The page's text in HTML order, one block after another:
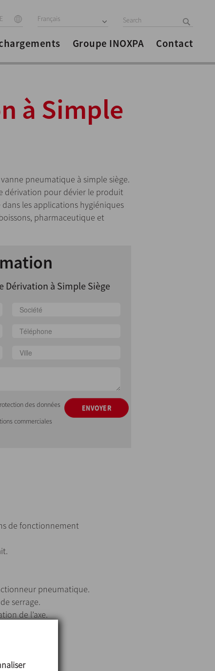
Français
Groupe INOXPA Contact
à Simple
pneumatique à simple siège.
dérivation pour dévier le produit
les applications hygiéniques
pharmaceutique et
Dérivation à Simple Siège
des données
commerciales
ENVOYER
de fonctionnement
pneumatique.
serrage.
de l’axe.